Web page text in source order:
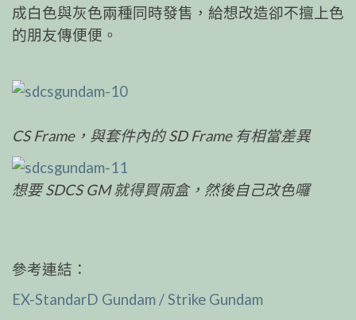
成白色與灰色兩種同時發售，給想改造卻不擅上色
的朋友傳便便。
CS Frame，與套件內的 SD Frame 有相當差異
想要 SDCS GM 就得買兩盒，然後自己改色囉
參考連結：
EX-StandarD Gundam / Strike Gundam